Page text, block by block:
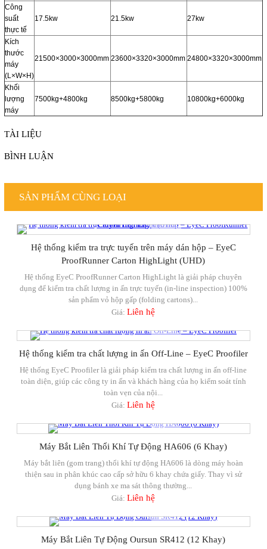
Công
suất
thực tế
17.5kw 21.5kw 27kw
Kích
thước
máy
(L×W×H)
21500×3000×3000mm 23600×3320×3000mm 24800×3320×3000mm
Khối
lượng
máy
7500kg+4800kg 8500kg+5800kg 10800kg+6000kg
TÀI LIỆU
BÌNH LUẬN
SẢN PHẨM CÙNG LOẠI
Hệ thống kiểm tra trực tuyến trên máy dán hộp – EyeC
ProofRunner Carton HighLight (UHD)
Hệ thống EyeC ProofRunner Carton HighLight là giải pháp chuyên
dụng để kiểm tra chất lượng in ấn trực tuyến (in-line inspection) 100%
sản phẩm vỏ hộp gấp (folding cartons)...
Giá:Liên hệ
Hệ thống kiểm tra chất lượng in ấn Off-Line – EyeC Proofiler
Hệ thống EyeC Proofiler là giải pháp kiểm tra chất lượng in ấn off-line
toàn diện, giúp các công ty in ấn và khách hàng của họ kiểm soát tính
toàn vẹn của nội...
Giá:Liên hệ
Máy Bắt Liên Thổi Khí Tự Động HA606 (6 Khay)
Máy bắt liên (gom trang) thổi khí tự động HA606 là dòng máy hoàn
thiện sau in phân khúc cao cấp sở hữu 6 khay chứa giấy. Thay vì sử
dụng bánh xe ma sát thông thường...
Giá:Liên hệ
Máy Bắt Liên Tự Động Oursun SR412 (12 Khay)